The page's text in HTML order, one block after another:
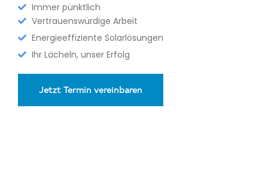
Immer pünktlich
Vertrauenswürdige Arbeit
Energieeffiziente Solarlösungen
Ihr Lächeln, unser Erfolg
Jetzt Termin vereinbaren